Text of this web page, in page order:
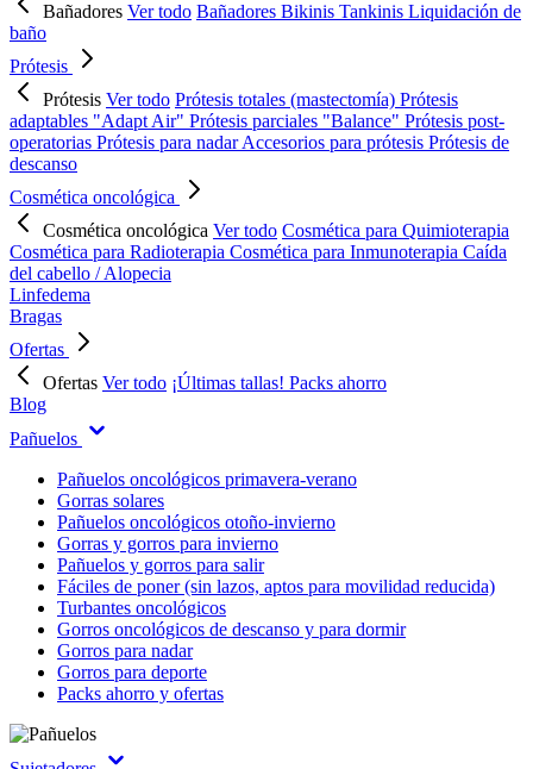
Bañadores Ver todo Bañadores Bikinis Tankinis Liquidación de
baño
Prótesis
Prótesis Ver todo Prótesis totales (mastectomía) Prótesis
adaptables "Adapt Air" Prótesis parciales "Balance" Prótesis post-
operatorias Prótesis para nadarAccesorios para prótesis Prótesis de
descanso
Cosmética oncológica
Cosmética oncológica Ver todo Cosmética para Quimioterapia
Cosmética para Radioterapia Cosmética para Inmunoterapia Caída
del cabello / Alopecia
Linfedema
Bragas
Ofertas
Ofertas Ver todo ¡Últimas tallas! Packs ahorro
Blog
Pañuelos
Pañuelos oncológicos primavera-verano
Gorras solares
Pañuelos oncológicos otoño-invierno
Gorras y gorros para invierno
Pañuelos y gorros para salir
Fáciles de poner (sin lazos, aptos para movilidad reducida)
Turbantes oncológicos
Gorros oncológicos de descanso y para dormir
Gorros para nadar
Gorros para deporte
Packs ahorro y ofertas